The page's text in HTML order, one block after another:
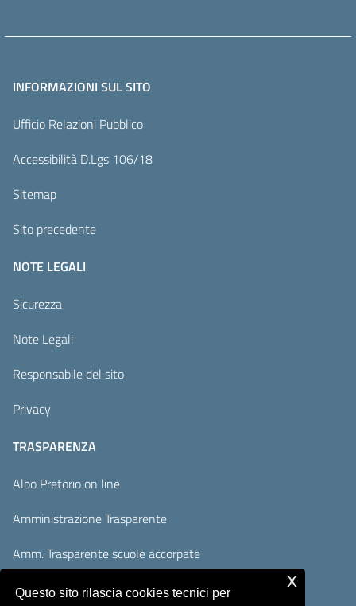
INFORMAZIONI SUL SITO
Ufficio Relazioni Pubblico
Accessibilità D.Lgs 106/18
Sitemap
Sito precedente
NOTE LEGALI
Sicurezza
Note Legali
Responsabile del sito
Privacy
TRASPARENZA
Albo Pretorio on line
Amministrazione Trasparente
Amm. Trasparente scuole accorpate
Adempimenti AVCP / ANAC
Questo sito rilascia cookies tecnici per
x